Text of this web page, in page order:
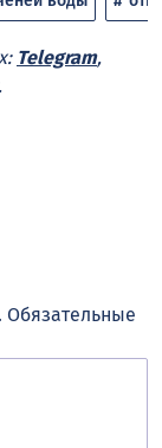
Telegram,
Обязательные